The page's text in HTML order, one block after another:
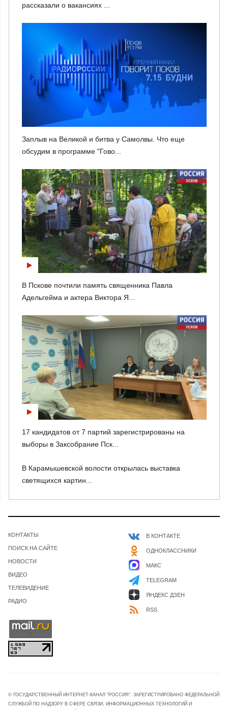
рассказали о вакансиях ...
Заплыв на Великой и битва у Самолвы. Что еще
обсудим в программе "Гово...
В Пскове почтили память священника Павла
Адельгейма и актера Виктора Я...
17 кандидатов от 7 партий зарегистрированы на
выборы в Заксобрание Пск...
В Карамышевской волости открылась выставка
светящихся картин...
КОНТАКТЫ
ПОИСК НА САЙТЕ
НОВОСТИ
ВИДЕО
ТЕЛЕВИДЕНИЕ
РАДИО
В КОНТАКТЕ
ОДНОКЛАССНИКИ
МАКС
TELEGRAM
ЯНДЕКС ДЗЕН
RSS
© ГОСУДАРСТВЕННЫЙ ИНТЕРНЕТ-КАНАЛ "РОССИЯ". ЗАРЕГИСТРИРОВАНО ФЕДЕРАЛЬНОЙ
СЛУЖБОЙ ПО НАДЗОРУ В СФЕРЕ СВЯЗИ, ИНФОРМАЦИОННЫХ ТЕХНОЛОГИЙ И